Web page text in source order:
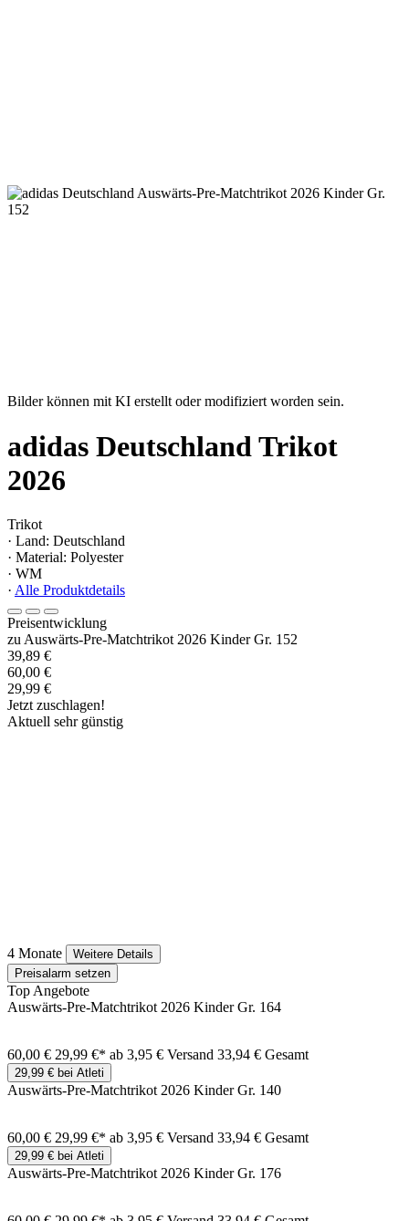
Bilder können mit KI erstellt oder modifiziert worden sein.
adidas Deutschland Trikot
2026
Trikot
· Land: Deutschland
· Material: Polyester
· WM
· Alle Produktdetails
Preisentwicklung
zu Auswärts-Pre-Matchtrikot 2026 Kinder Gr. 152
39,89 €
60,00 €
29,99 €
Jetzt zuschlagen!
Aktuell sehr günstig
4 Monate
Weitere Details
Preisalarm setzen
Top Angebote
Auswärts-Pre-Matchtrikot 2026 Kinder Gr. 164
60,00 € 29,99 €* ab 3,95 € Versand 33,94 € Gesamt
29,99 € bei Atleti
Auswärts-Pre-Matchtrikot 2026 Kinder Gr. 140
60,00 € 29,99 €* ab 3,95 € Versand 33,94 € Gesamt
29,99 € bei Atleti
Auswärts-Pre-Matchtrikot 2026 Kinder Gr. 176